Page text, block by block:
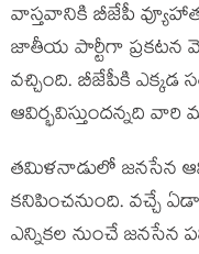
వాస్తవానికి బీజేపీ
జాతీయ పార్టీగా ప్రకటన
వచ్చింది. బీజేపీకి ఎక్కడ
ఆవిర్భవిస్తుందన్నది
తమిళనాడులో జనసేన
కనిపించనుంది. వచ్చే
ఎన్నికల నుంచే జనసేన